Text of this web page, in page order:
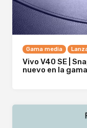
Gama media
Vivo V40 SE |
nuevo en la